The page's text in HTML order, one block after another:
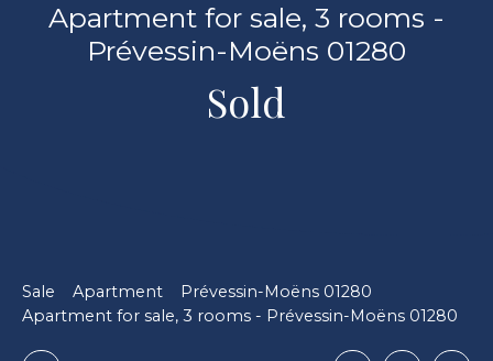
Apartment for sale, 3 rooms -
Prévessin-Moëns 01280
Sold
Sale Apartment
Prévessin-Moëns 01280
Apartment for sale, 3 rooms - Prévessin-Moëns 01280